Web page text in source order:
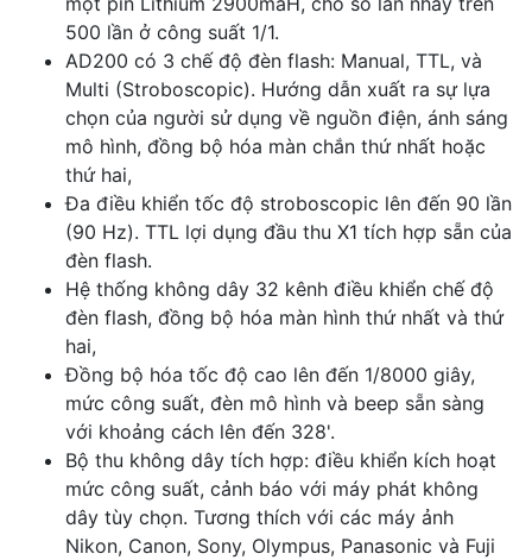
500 lần ở công suất 1/1.
AD200 có 3 chế độ đèn flash: Manual, TTL, và
Multi (Stroboscopic). Hướng dẫn xuất ra sự lựa
chọn của người sử dụng về nguồn điện, ánh sáng
mô hình, đồng bộ hóa màn chắn thứ nhất hoặc
thứ hai,
Đa điều khiển tốc độ stroboscopic lên đến 90 lần
(90 Hz). TTL lợi dụng đầu thu X1 tích hợp sẵn của
đèn flash.
Hệ thống không dây 32 kênh điều khiển chế độ
đèn flash, đồng bộ hóa màn hình thứ nhất và thứ
hai,
Đồng bộ hóa tốc độ cao lên đến 1/8000 giây,
mức công suất, đèn mô hình và beep sẵn sàng
với khoảng cách lên đến 328'.
Bộ thu không dây tích hợp: điều khiển kích hoạt
mức công suất, cảnh báo với máy phát không
dây tùy chọn. Tương thích với các máy ảnh
Nikon, Canon, Sony, Olympus, Panasonic và Fuji